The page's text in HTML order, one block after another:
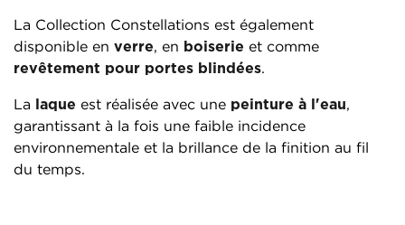
La Collection Constellations est également
disponible en verre, en boiserie et comme
revêtement pour portes blindées.
La laque est réalisée avec une peinture à l'eau,
garantissant à la fois une faible incidence
environnementale et la brillance de la finition au fil
du temps.